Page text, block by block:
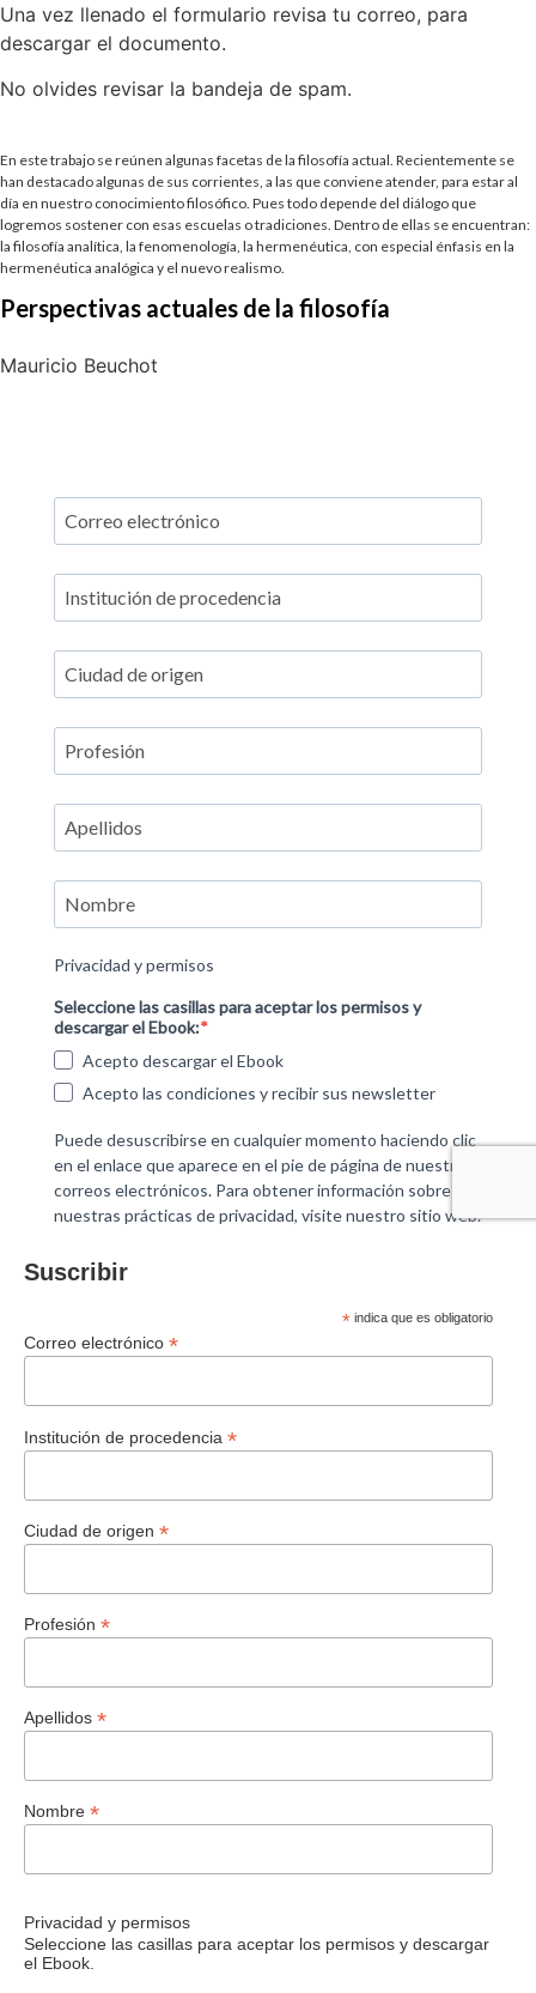
Una vez llenado el formulario revisa tu correo, para
descargar el documento.
No olvides revisar la bandeja de spam.
En este trabajo se reúnen algunas facetas de la filosofía actual. Recientemente se
han destacado algunas de sus corrientes, a las que conviene atender, para estar al
día en nuestro conocimiento filosófico. Pues todo depende del diálogo que
logremos sostener con esas escuelas o tradiciones. Dentro de ellas se encuentran:
la filosofía analítica, la fenomenología, la hermenéutica, con especial énfasis en la
hermenéutica analógica y el nuevo realismo.
Perspectivas actuales de la filosofía
Mauricio Beuchot
Suscribir
*indica que es obligatorio
Correo electrónico *
Institución de procedencia *
Ciudad de origen *
Profesión *
Apellidos *
Nombre *
Privacidad y permisos
Seleccione las casillas para aceptar los permisos y descargar
el Ebook.